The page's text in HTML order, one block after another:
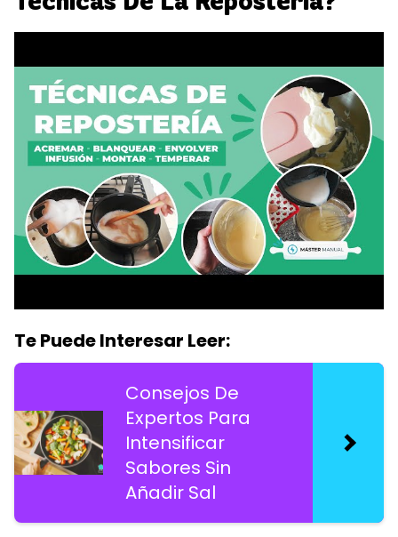
Te Puede Interesar Leer:
Consejos De
Expertos Para
Intensificar
Sabores Sin
Añadir Sal